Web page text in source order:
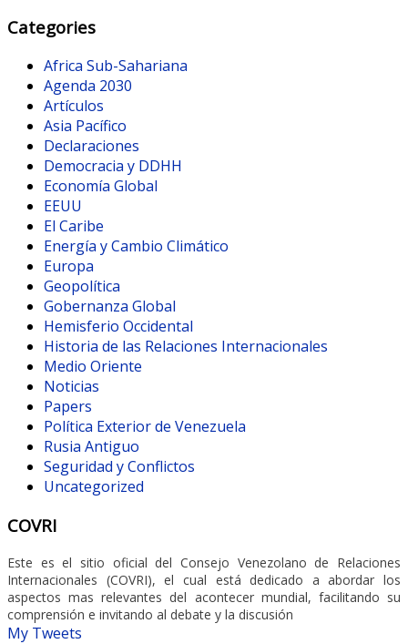
Categories
Africa Sub-Sahariana
Agenda 2030
Artículos
Asia Pacífico
Declaraciones
Democracia y DDHH
Economía Global
EEUU
El Caribe
Energía y Cambio Climático
Europa
Geopolítica
Gobernanza Global
Hemisferio Occidental
Historia de las Relaciones Internacionales
Medio Oriente
Noticias
Papers
Política Exterior de Venezuela
Rusia Antiguo
Seguridad y Conflictos
Uncategorized
COVRI
Este es el sitio oficial del Consejo Venezolano de Relaciones
Internacionales (COVRI), el cual está dedicado a abordar los
aspectos mas relevantes del acontecer mundial, facilitando su
comprensión e invitando al debate y la discusión
My Tweets